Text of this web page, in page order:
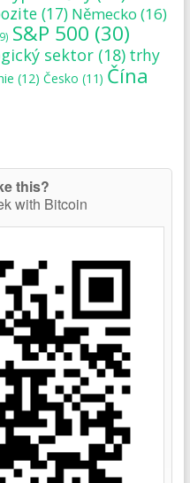
(17) Německo (16)
S&P 500 (30)
sektor(18) trhy
(12) Česko (11) Čína
this?
with Bitcoin